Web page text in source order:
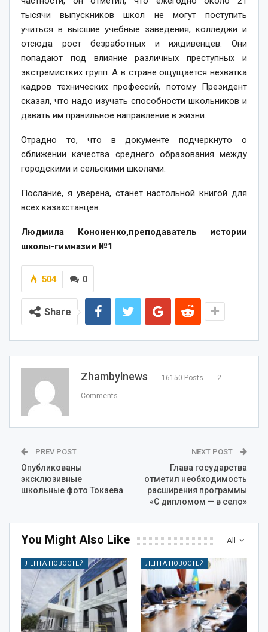
тысячи выпускников школ не могут поступить
учиться в высшие учебные заведения, колледжи и
отсюда рост безработных и иждивенцев. Они
попадают под влияние различных преступных и
экстремистких групп. А в стране ощущается нехватка
кадров технических профессий, потому Президент
сказал, что надо изучать способности школьников и
давать им правильное направление в жизни.
Отрадно то, что в документе подчеркнуто о
сближении качества среднего образования между
городскими и сельскими школами.
Послание, я уверена, станет настольной книгой для
всех казахстанцев.
Людмила Кононенко,преподаватель истории
школы-гимназии №1
0
504
Share
Zhambylnews 16150 Posts 2
Comments
PREV POST
Опубликованы
эксклюзивные
школьные фото Токаева
NEXT POST
Глава государства
отметил необходимость
расширения программы
«С дипломом — в село»
All
You Might Also Like
ЛЕНТА НОВОСТЕЙ ЛЕНТА НОВОСТЕЙ